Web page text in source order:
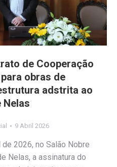
de Cooperação
obras de
adstrita ao
9 Abril 2026
2026, no Salão Nobre
Nelas, a assinatura do